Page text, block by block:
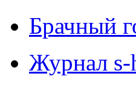
Брачный
Журнал s-